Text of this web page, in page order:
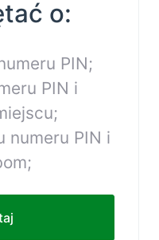
o:
PIN;
PIN i
numeru PIN i